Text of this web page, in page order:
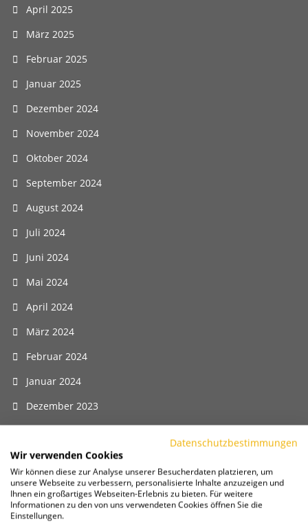
April 2025
März 2025
Februar 2025
Januar 2025
Dezember 2024
November 2024
Oktober 2024
September 2024
August 2024
Juli 2024
Juni 2024
Mai 2024
April 2024
März 2024
Februar 2024
Januar 2024
Dezember 2023
Oktober 2023
September 2023
August 2023
Datenschutzbestimmungen
Wir verwenden Cookies
Wir können diese zur Analyse unserer Besucherdaten platzieren, um
unsere Webseite zu verbessern, personalisierte Inhalte anzuzeigen und
Ihnen ein großartiges Webseiten-Erlebnis zu bieten. Für weitere
Informationen zu den von uns verwendeten Cookies öffnen Sie die
Einstellungen.